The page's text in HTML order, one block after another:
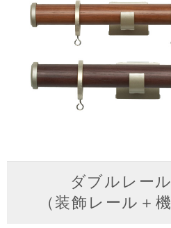
ダブルレー
（装飾レール＋